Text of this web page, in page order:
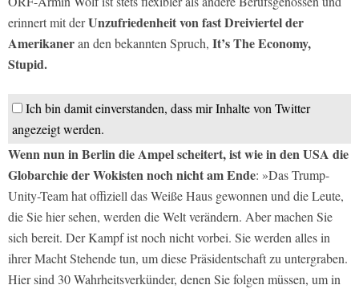
erinnert mit derUnzufriedenheit von fast Dreiviertel der
Amerikaneran den bekannten Spruch, It’s The Economy,
Stupid.
Ich bin damit einverstanden, dass mir Inhalte von Twitter
angezeigt werden.
Wenn nun in Berlin die Ampel scheitert, ist wie in den USA die
Globarchie der Wokisten noch nicht am Ende: »Das Trump-
Unity-Team hat offiziell das Weiße Haus gewonnen und die Leute,
die Sie hier sehen, werden die Welt verändern. Aber machen Sie
sich bereit. Der Kampf ist noch nicht vorbei. Sie werden alles in
ihrer Macht Stehende tun, um diese Präsidentschaft zu untergraben.
Hier sind 30 Wahrheitsverkünder, denen Sie folgen müssen, um in